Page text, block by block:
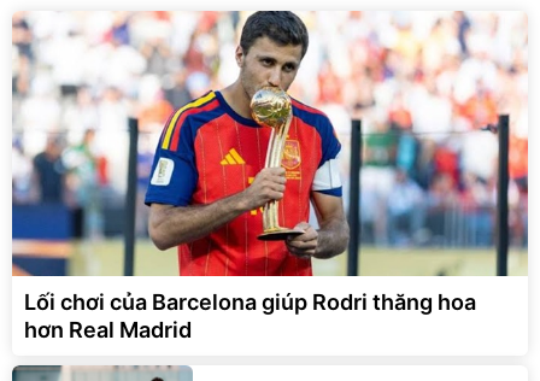
Lối chơi của Barcelona giúp Rodri thăng hoa
hơn Real Madrid